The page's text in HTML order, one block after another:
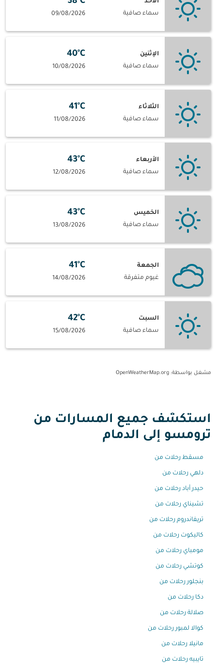
سماء صافية
09/08/2026
الإثنين
سماء صافية
40°C
10/08/2026
الثلاثاء
سماء صافية
41°C
11/08/2026
الأربعاء
سماء صافية
43°C
12/08/2026
الخميس
سماء صافية
43°C
13/08/2026
الجمعة
غيوم متفرقة
41°C
14/08/2026
السبت
سماء صافية
42°C
15/08/2026
مشغل بواسطة: OpenWeatherMap.org
استكشف جميع المسارات من
ترومسو إلى الدمام
مسقط رحلات من
دلهي رحلات من
حيدر أباد رحلات من
تشيناي رحلات من
تريفاندروم رحلات من
كاليكوت رحلات من
مومباي رحلات من
كوتشي رحلات من
بنجلور رحلات من
دكا رحلات من
صلالة رحلات من
كوالا لمبور رحلات من
مانيلا رحلات من
تايبيه رحلات من